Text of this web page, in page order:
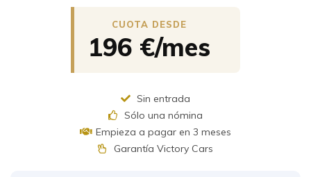
196 €/mes
Sin entrada
Sólo una nómina
Empieza a pagar en 3 meses
Garantía Victory Cars